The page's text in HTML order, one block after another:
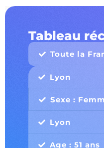
Tableau
Toute la
Lyon
Sexe :
Lyon
Age : 51 ans